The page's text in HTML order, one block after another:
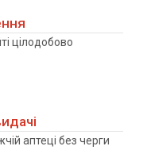
цілодобово
аптеці без черги